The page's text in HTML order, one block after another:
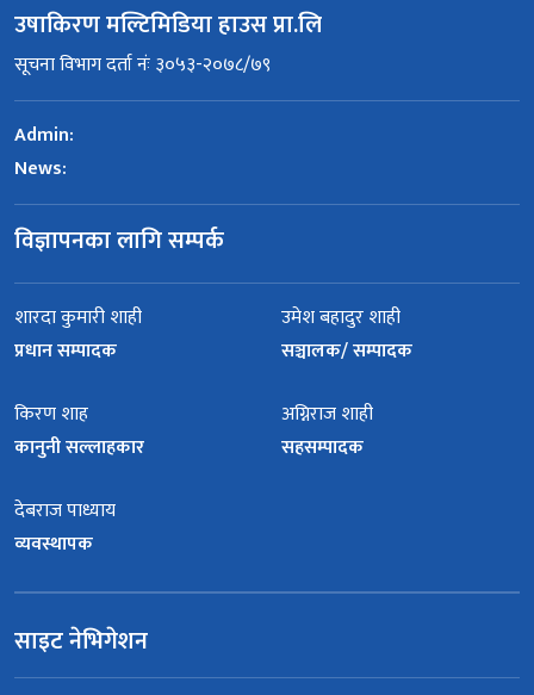
उषाकिरण मल्टिमिडिया हाउस प्रा.लि
सूचना विभाग दर्ता नंः ३०५३-२०७८/७९
Admin:
News:
विज्ञापनका लागि सम्पर्क
शारदा कुमारी शाही
प्रधान सम्पादक
उमेश बहादुर शाही
सञ्चालक/ सम्पादक
किरण शाह
कानुनी सल्लाहकार
अग्निराज शाही
सहसम्पादक
देबराज पाध्याय
व्यवस्थापक
साइट नेभिगेशन